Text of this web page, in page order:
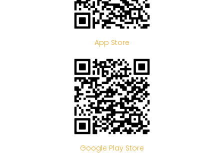
App Store
Google Play Store